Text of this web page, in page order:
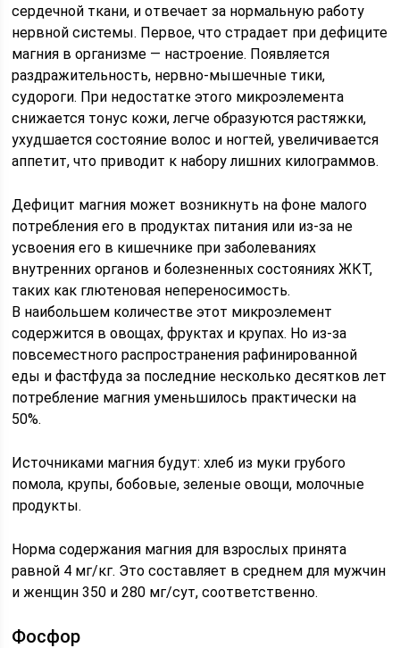
сердечной ткани, и отвечает за нормальную работу
нервной системы. Первое, что страдает при дефиците
магния в организме — настроение. Появляется
раздражительность, нервно-мышечные тики,
судороги. При недостатке этого микроэлемента
снижается тонус кожи, легче образуются растяжки,
ухудшается состояние волос и ногтей, увеличивается
аппетит, что приводит к набору лишних килограммов.
Дефицит магния может возникнуть на фоне малого
потребления его в продуктах питания или из-за не
усвоения его в кишечнике при заболеваниях
внутренних органов и болезненных состояниях ЖКТ,
таких как глютеновая непереносимость.
В наибольшем количестве этот микроэлемент
содержится в овощах, фруктах и крупах. Но из-за
повсеместного распространения рафинированной
еды и фастфуда за последние несколько десятков лет
потребление магния уменьшилось практически на
50%.
Источниками магния будут: хлеб из муки грубого
помола, крупы, бобовые, зеленые овощи, молочные
продукты.
Норма содержания магния для взрослых принята
равной 4 мг/кг. Это составляет в среднем для мужчин
и женщин 350 и 280 мг/сут, соответственно.
Фосфор